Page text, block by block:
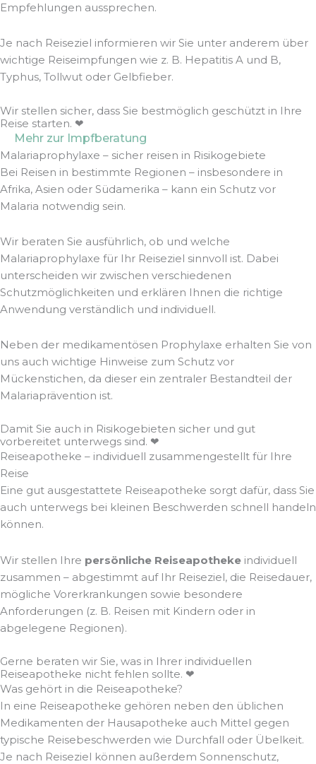
Empfehlungen aussprechen.
Je nach Reiseziel informieren wir Sie unter anderem über
wichtige Reiseimpfungen wie z. B. Hepatitis A und B,
Typhus, Tollwut oder Gelbfieber.
Wir stellen sicher, dass Sie bestmöglich geschützt in Ihre
Reise starten. ❤
Mehr zur Impfberatung
Malariaprophylaxe – sicher reisen in Risikogebiete
Bei Reisen in bestimmte Regionen – insbesondere in
Afrika, Asien oder Südamerika – kann ein Schutz vor
Malaria notwendig sein.
Wir beraten Sie ausführlich, ob und welche
Malariaprophylaxe für Ihr Reiseziel sinnvoll ist. Dabei
unterscheiden wir zwischen verschiedenen
Schutzmöglichkeiten und erklären Ihnen die richtige
Anwendung verständlich und individuell.
Neben der medikamentösen Prophylaxe erhalten Sie von
uns auch wichtige Hinweise zum Schutz vor
Mückenstichen, da dieser ein zentraler Bestandteil der
Malariaprävention ist.
Damit Sie auch in Risikogebieten sicher und gut
vorbereitet unterwegs sind. ❤
Reiseapotheke – individuell zusammengestellt für Ihre
Reise
Eine gut ausgestattete Reiseapotheke sorgt dafür, dass Sie
auch unterwegs bei kleinen Beschwerden schnell handeln
können.
Wir stellen Ihre persönliche Reiseapotheke individuell
zusammen – abgestimmt auf Ihr Reiseziel, die Reisedauer,
mögliche Vorerkrankungen sowie besondere
Anforderungen (z. B. Reisen mit Kindern oder in
abgelegene Regionen).
Gerne beraten wir Sie, was in Ihrer individuellen
Reiseapotheke nicht fehlen sollte. ❤
Was gehört in die Reiseapotheke?
In eine Reiseapotheke gehören neben den üblichen
Medikamenten der Hausapotheke auch Mittel gegen
typische Reisebeschwerden wie Durchfall oder Übelkeit.
Je nach Reiseziel können außerdem Sonnenschutz,